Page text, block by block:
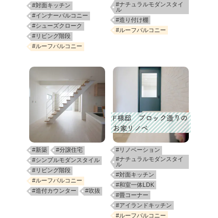
#対面キッチン
#インナーバルコニー
#シューズクローク
#リビング階段
#ルーフバルコニー
#ナチュラルモダンスタイ
ル
#造り付け棚
#ルーフバルコニー
#新築
#分譲住宅
#シンプルモダンスタイル
#リビング階段
#ルーフバルコニー
#造付カウンター
#吹抜
F様邸 ブロック造りの
お家リノベ
#リノベーション
#ナチュラルモダンスタイ
ル
#対面キッチン
#和室一体LDK
#畳コーナー
#アイランドキッチン
#ルーフバルコニー